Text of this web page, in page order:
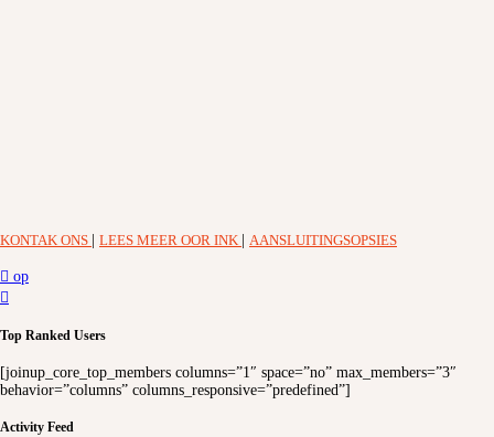
KONTAK ONS LEES MEER OOR INK AANSLUITINGSOPSIES
op
Top Ranked Users
[joinup_core_top_members columns=”1″ space=”no” max_members=”3″
behavior=”columns” columns_responsive=”predefined”]
Activity Feed